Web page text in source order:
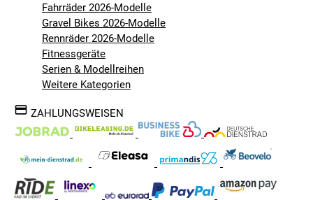
Fahrräder 2026-Modelle
Gravel Bikes 2026-Modelle
Rennräder 2026-Modelle
Fitnessgeräte
Serien & Modellreihen
Weitere Kategorien
ZAHLUNGSWEISEN